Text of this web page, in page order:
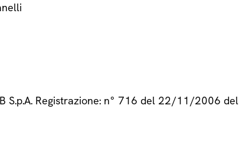
S.p.A. Registrazione: n° 716 del 22/11/2006 del